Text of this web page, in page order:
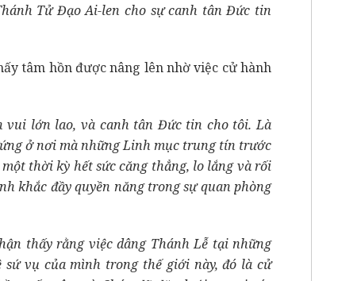
Tử Đạo Ai-len cho sự canh tân Đức tin
tâm hồn được nâng lên nhờ việc cử hành
vui lớn lao, và canh tân Đức tin cho tôi. Là
ở nơi mà những Linh mục trung tín trước
thời kỳ hết sức căng thẳng, lo lắng và rối
khắc đầy quyền năng trong sự quan phòng
thấy rằng việc dâng Thánh Lễ tại những
vụ của mình trong thế giới này, đó là cử